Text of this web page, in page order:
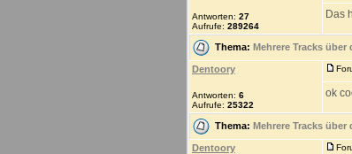
Antworten: 27
Aufrufe: 289264
Das
Thema: Mehrere Tracks
Dentoory
Antworten: 6
Aufrufe: 25322
ok
Thema: Mehrere Tracks
Dentoory